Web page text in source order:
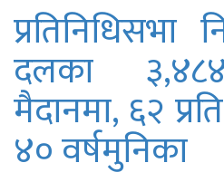
प्रतिनिधिसभा
दलका
मैदानमा, ६२
४० वर्षमुनिका